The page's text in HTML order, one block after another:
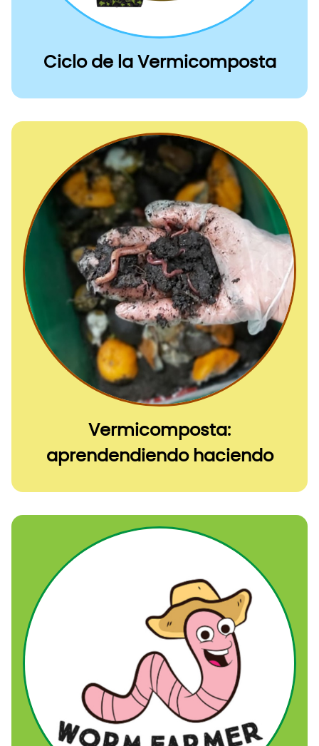
Ciclo de la Vermicomposta
Vermicomposta:
aprendendiendo haciendo